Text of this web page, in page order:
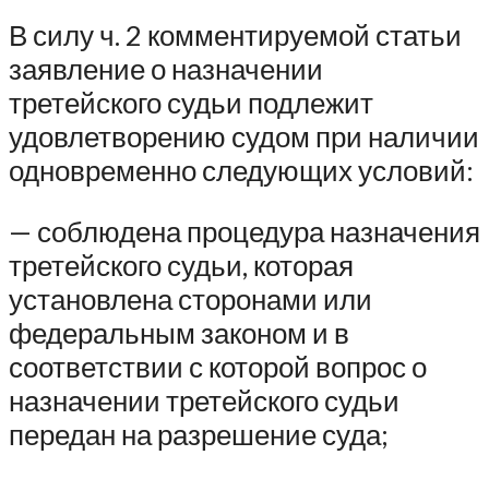
В силу ч. 2 комментируемой статьи
заявление о назначении
третейского судьи подлежит
удовлетворению судом при наличии
одновременно следующих условий:
— соблюдена процедура назначения
третейского судьи, которая
установлена сторонами или
федеральным законом и в
соответствии с которой вопрос о
назначении третейского судьи
передан на разрешение суда;